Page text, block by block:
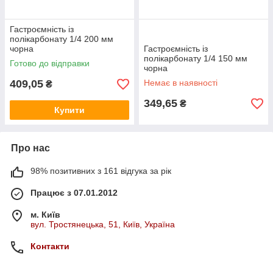
Гастроємність із
полікарбонату 1/4 200 мм
чорна
Готово до відправки
409,05 ₴
Купити
Гастроємність із
полікарбонату 1/4 150 мм
чорна
Немає в наявності
349,65 ₴
Про нас
98% позитивних з 161 відгука за рік
Працює з 07.01.2012
м. Київ
вул. Тростянецька, 51, Київ, Україна
Контакти